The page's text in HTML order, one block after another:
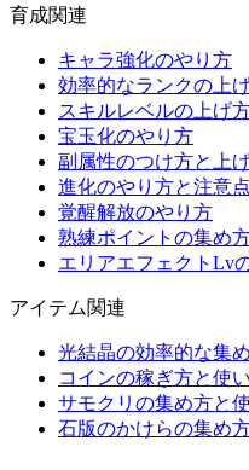
育成関連
キャラ強化のやり方
効率的なランクの上
スキルレベルの上げ
宝玉化のやり方
副属性のつけ方と上
進化のやり方と注意点
覚醒解放のやり方
熟練ポイントの集め
エリアエフェクトLv
アイテム関連
光結晶の効率的な集
コインの稼ぎ方と使
サモクリの集め方と
石版のかけらの集め